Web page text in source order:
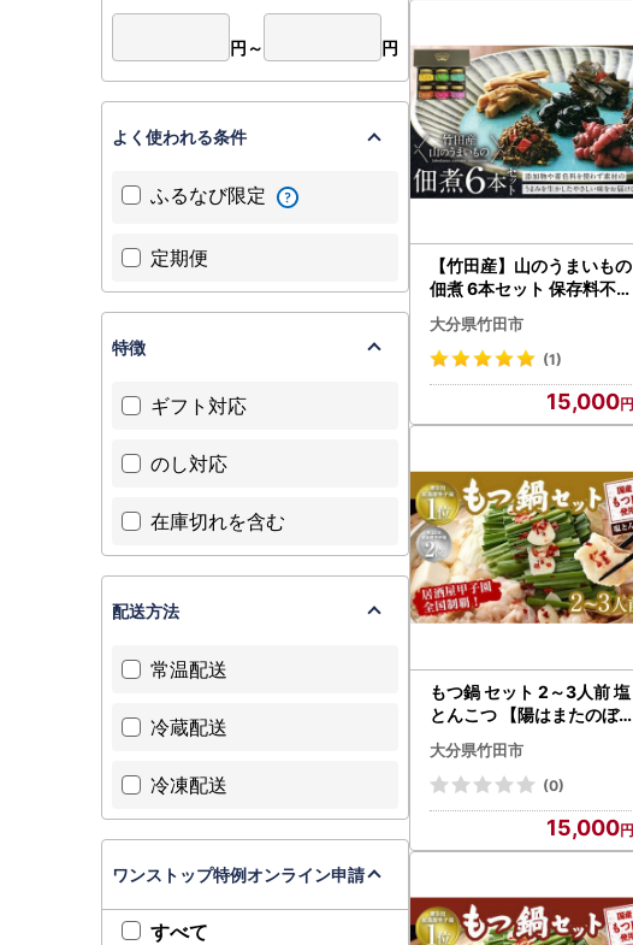
【竹田産】山のうまいもの
佃煮 6本セット 保存料不使
用 しそ 竹の子 きくらげ ふ
き ちょろぎ 黒豆 梅干
大分県竹田市
(1)
15,000
もつ鍋 セット 2～3人前 塩
とんこつ 【陽はまたのぼ
る】
大分県竹田市
(0)
15,000
円～ 円
よく使われる条件
ふるなび限定
定期便
特徴
ギフト対応
のし対応
在庫切れを含む
配送方法
常温配送
冷蔵配送
冷凍配送
ワンストップ特例オンライン申請
すべて